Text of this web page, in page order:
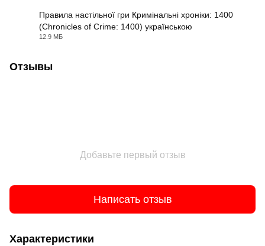
Правила настільної гри Кримінальні хроніки: 1400
(Chronicles of Crime: 1400) українською
12.9 МБ
Отзывы
Добавьте первый отзыв
Написать отзыв
Характеристики